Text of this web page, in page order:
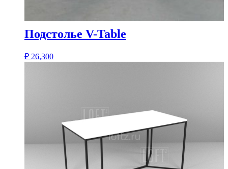
Подстолье V-Table
₽ 26,300